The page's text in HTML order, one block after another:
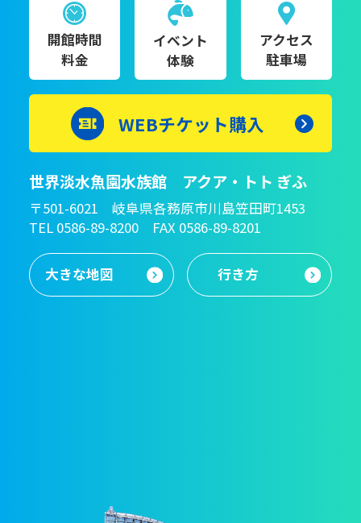
開館時間
料金
イベント
体験
アクセス
駐車場
WEBチケット購入
世界淡水魚園水族館 アクア・トト ぎふ
〒501-6021 岐阜県各務原市川島笠田町1453
TEL 0586-89-8200 FAX 0586-89-8201
大きな地図 行き方